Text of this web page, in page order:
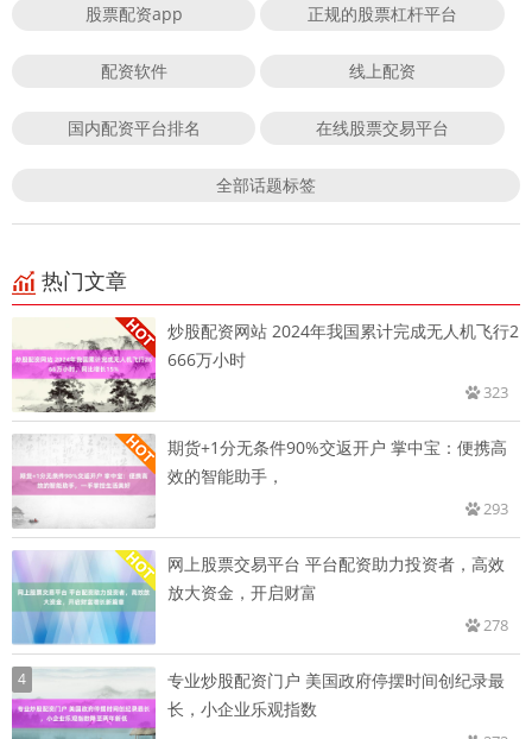
股票配资app 正规的股票杠杆平台
配资软件 线上配资
国内配资平台排名 在线股票交易平台
全部话题标签
热门文章
炒股配资网站 2024年我国累计完成无人机飞行2
666万小时
323
期货+1分无条件90%交返开户 掌中宝：便携高
效的智能助手，
293
网上股票交易平台 平台配资助力投资者，高效
放大资金，开启财富
278
4
专业炒股配资门户 美国政府停摆时间创纪录最
长，小企业乐观指数